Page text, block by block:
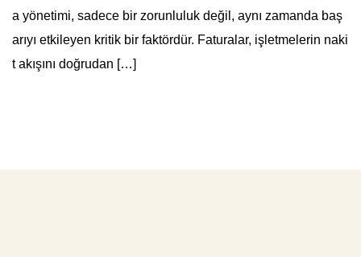
a yönetimi, sadece bir zorunluluk değil, aynı zamanda baş
arıyı etkileyen kritik bir faktördür. Faturalar, işletmelerin naki
t akışını doğrudan […]